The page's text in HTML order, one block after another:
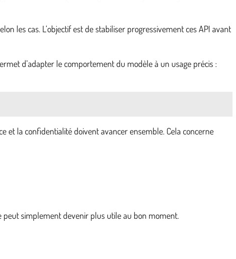
les cas. L’objectif est de stabiliser progressivement ces API avant
d’adapter le comportement du modèle à un usage précis :
et la confidentialité doivent avancer ensemble. Cela concerne
peut simplement devenir plus utile au bon moment.